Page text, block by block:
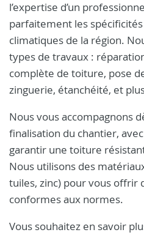
l’expertise d’un
parfaitement les
climatiques de la région.
types de travaux :
complète de toiture, pose
zinguerie, étanchéité, et
Nous vous accompagnons
finalisation du chantier,
garantir une toiture
Nous utilisons des
tuiles, zinc) pour vous offrir
conformes aux normes.
Vous souhaitez en savoir